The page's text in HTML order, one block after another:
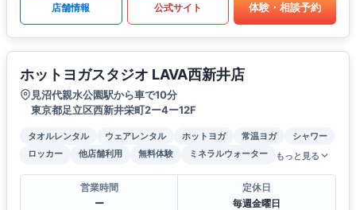
店舗情報 公式サイト 体験・相談予約
ホットヨガスタジオ LAVA西新井店
見沼代親水公園駅から車で10分
東京都足立区西新井栄町2ー4ー12F
タオルレンタル ウェアレンタル ホットヨガ 常温ヨガ
シャワー
ロッカー
他店舗利用 無料体験 ミネラルウォーター もっと見る
営業時間
ー
定休日
毎週金曜日